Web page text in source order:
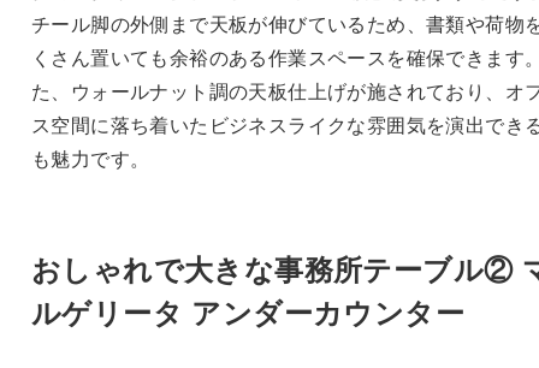
チール脚の外側まで天板が伸びているため、書類や荷物
くさん置いても余裕のある作業スペースを確保できます
た、ウォールナット調の天板仕上げが施されており、オ
ス空間に落ち着いたビジネスライクな雰囲気を演出でき
も魅力です。
おしゃれで大きな事務所テーブル②
ルゲリータ アンダーカウンター